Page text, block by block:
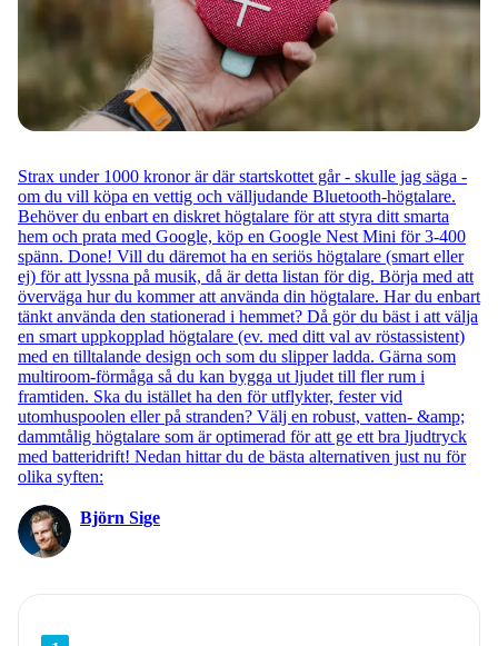
Strax under 1000 kronor är där startskottet går - skulle jag säga -
om du vill köpa en vettig och välljudande Bluetooth-högtalare.
Behöver du enbart en diskret högtalare för att styra ditt smarta
hem och prata med Google, köp en Google Nest Mini för 3-400
spänn. Done! Vill du däremot ha en seriös högtalare (smart eller
ej) för att lyssna på musik, då är detta listan för dig. Börja med att
överväga hur du kommer att använda din högtalare. Har du enbart
tänkt använda den stationerad i hemmet? Då gör du bäst i att välja
en smart uppkopplad högtalare (ev. med ditt val av röstassistent)
med en tilltalande design och som du slipper ladda. Gärna som
multiroom-förmåga så du kan bygga ut ljudet till fler rum i
framtiden. Ska du istället ha den för utflykter, fester vid
utomhuspoolen eller på stranden? Välj en robust, vatten- &amp;
dammtålig högtalare som är optimerad för att ge ett bra ljudtryck
med batteridrift! Nedan hittar du de bästa alternativen just nu för
olika syften:
Björn Sige